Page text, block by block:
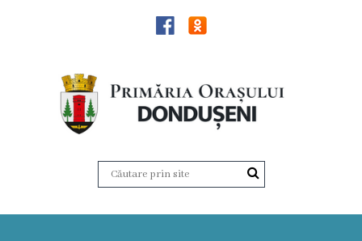
Dondușeni
orașului